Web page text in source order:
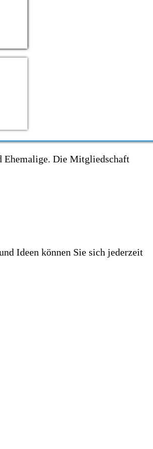
Ehemalige. Die Mitgliedschaft
Ideen können Sie sich jederzeit